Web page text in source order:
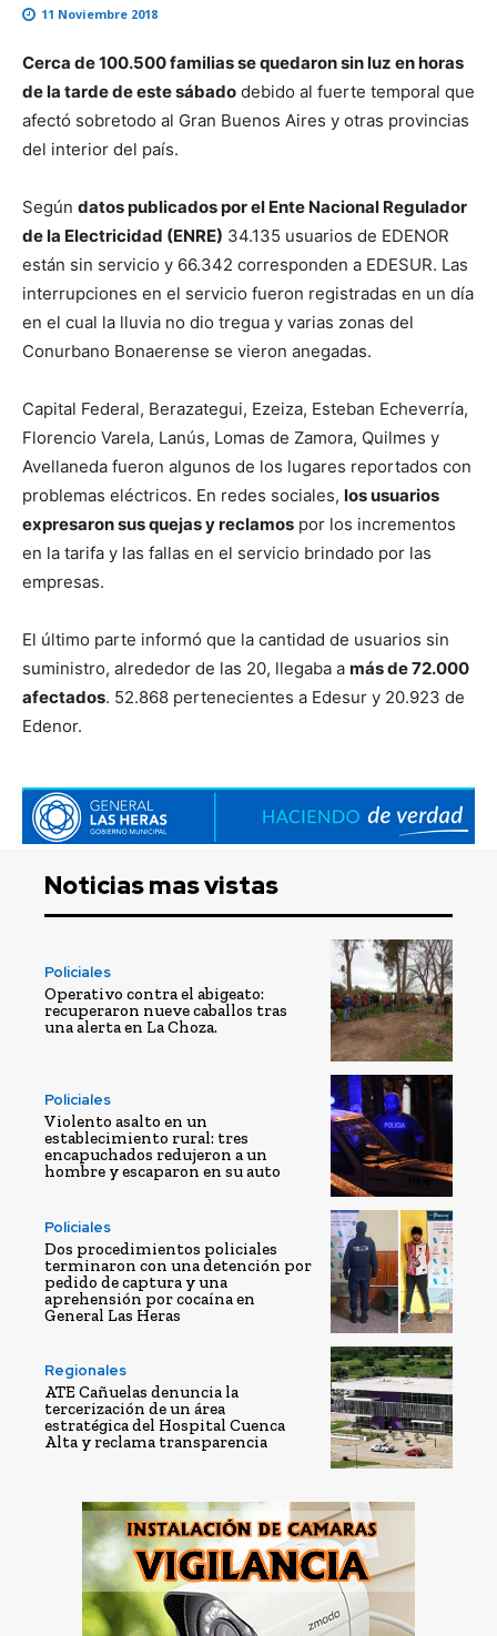
11 Noviembre 2018
Cerca de 100.500 familias se quedaron sin luz en horas
de la tarde de este sábado debido al fuerte temporal que
afectó sobretodo al Gran Buenos Aires y otras provincias
del interior del país.
Según datos publicados por el Ente Nacional Regulador
de la Electricidad (ENRE) 34.135 usuarios de EDENOR
están sin servicio y 66.342 corresponden a EDESUR. Las
interrupciones en el servicio fueron registradas en un día
en el cual la lluvia no dio tregua y varias zonas del
Conurbano Bonaerense se vieron anegadas.
Capital Federal, Berazategui, Ezeiza, Esteban Echeverría,
Florencio Varela, Lanús, Lomas de Zamora, Quilmes y
Avellaneda fueron algunos de los lugares reportados con
problemas eléctricos. En redes sociales, los usuarios
expresaron sus quejas y reclamos por los incrementos
en la tarifa y las fallas en el servicio brindado por las
empresas.
El último parte informó que la cantidad de usuarios sin
suministro, alrededor de las 20, llegaba a más de 72.000
afectados. 52.868 pertenecientes a Edesur y 20.923 de
Edenor.
Noticias mas vistas
Policiales
Operativo contra el abigeato:
recuperaron nueve caballos tras
una alerta en La Choza.
Policiales
Violento asalto en un
establecimiento rural: tres
encapuchados redujeron a un
hombre y escaparon en su auto
Policiales
Dos procedimientos policiales
terminaron con una detención por
pedido de captura y una
aprehensión por cocaína en
General Las Heras
Regionales
ATE Cañuelas denuncia la
tercerización de un área
estratégica del Hospital Cuenca
Alta y reclama transparencia